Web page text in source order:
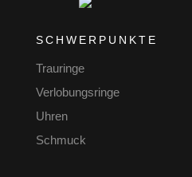
SCHWERPUNKTE
Trauringe
Verlobungsringe
Uhren
Schmuck